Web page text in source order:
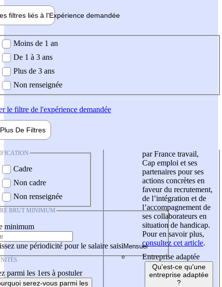
filtres liés à l'Expérience demandée
demandée
Moins de 1 an
De 1 à 3 ans
Plus de 3 ans
Non renseignée
le filtre de l'expérience demandée
Plus De Filtres
Cadre
Non cadre
Non renseignée
BRUT MINIMUM
minimum
une périodicité pour le salaire saisi
parmi les 1ers à postuler
serez-vous parmi les
par France travail,
Cap emploi et ses
partenaires pour ses
actions concrètes en
faveur du recrutement,
de l’intégration et de
l’accompagnement de
ses collaborateurs en
situation de handicap.
Pour en savoir plus,
consultez cet article.
Entreprise adaptée
Qu'est-ce qu'une
entreprise adaptée
?